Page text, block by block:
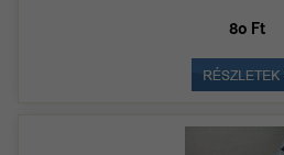
80 Ft